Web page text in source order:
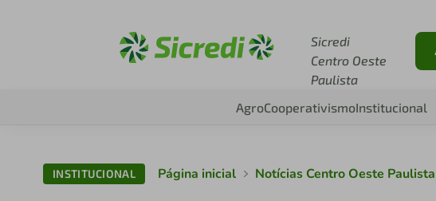
Sicredi
Centro Oeste
Paulista
AgroCooperativismoInstitucional
INSTITUCIONAL Página inicial Notícias Centro Oeste Paulista